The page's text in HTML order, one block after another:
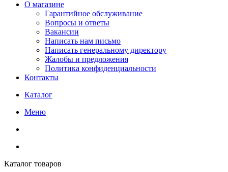
О магазине
Гарантийное обслуживание
Вопросы и ответы
Вакансии
Написать нам письмо
Написать генеральному директору
Жалобы и предложения
Политика конфиденциальности
Контакты
Каталог
Меню
Каталог товаров